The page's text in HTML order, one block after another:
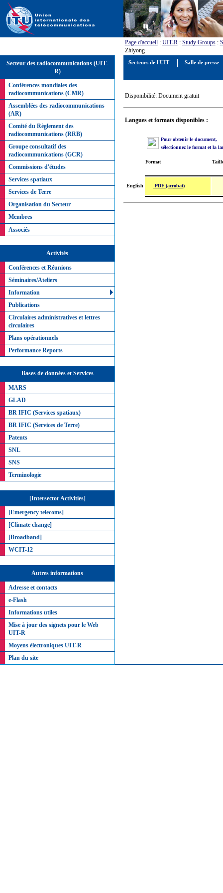
Page d'accueil: UIT-R: Study Groups:
Zhiyong
Secteur des radiocommunications (UIT-
R)
Conférences mondiales des
radiocommunications (CMR)
Assemblées des radiocommunications
(AR)
Comité du Règlement des
radiocommunications (RRB)
Groupe consultatif des
radiocommunications (GCR)
Commissions d'études
Services spatiaux
Services de Terre
Organisation du Secteur
Membres
Associés
Activités
Conférences et Réunions
Séminaires/Ateliers
Information
Publications
Circulaires administratives et lettres
circulaires
Plans opérationnels
Performance Reports
Bases de données et Services
MARS
GLAD
BR IFIC (Services spatiaux)
BR IFIC (Services de Terre)
Patents
SNL
SNS
Terminologie
[Intersector Activities]
[Emergency telecoms]
[Climate change]
[Broadband]
WCIT-12
Autres informations
Adresse et contacts
e-Flash
Informations utiles
Mise à jour des signets pour le Web
UIT-R
Moyens électroniques UIT-R
Plan du site
Disponibilité: Document gratuit
Langues et formats disponibles :
Pour obtenir le document,
sélectionnez le format et la
Format
English PDF (acrobat)
Secteurs de l'UIT Salle de presse